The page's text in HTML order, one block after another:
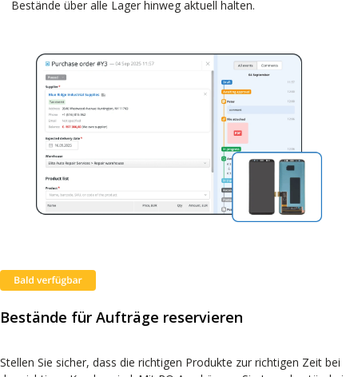
Bestände über alle Lager hinweg aktuell halten.
Bestände für Aufträge reservieren
Stellen Sie sicher, dass die richtigen Produkte zur richtigen Zeit bei